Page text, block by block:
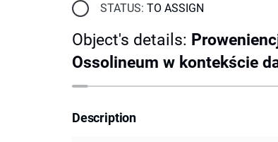
STATUS: TO ASSIGN
Object's details:
Ossolineum w kontekście
Description